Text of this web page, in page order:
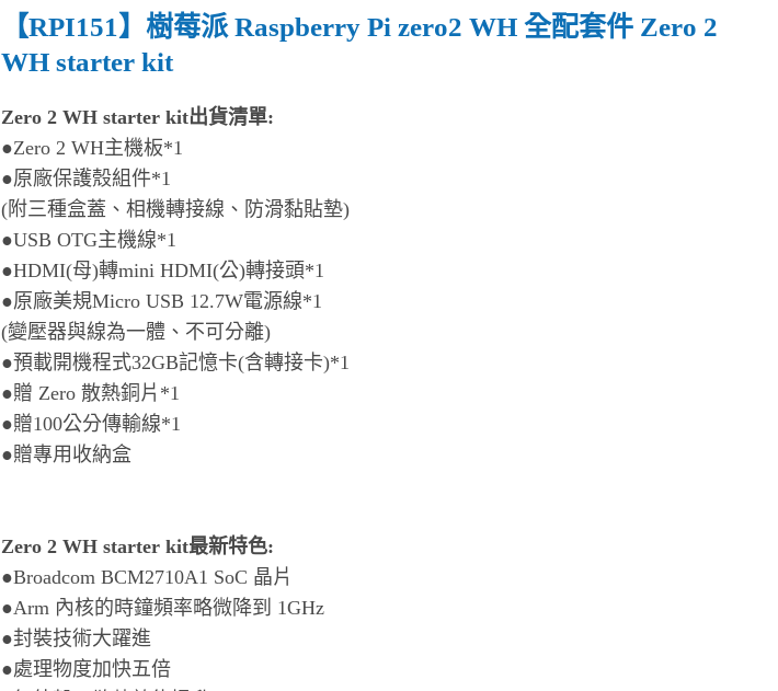
【RPI151】樹莓派 Raspberry Pi zero2 WH 全配套件 Zero 2
WH starter kit
Zero 2 WH starter kit出貨清單:
●Zero 2 WH主機板*1
●原廠保護殼組件*1
(附三種盒蓋、相機轉接線、防滑黏貼墊)
●USB OTG主機線*1
●HDMI(母)轉mini HDMI(公)轉接頭*1
●原廠美規Micro USB 12.7W電源線*1
(變壓器與線為一體、不可分離)
●預載開機程式32GB記憶卡(含轉接卡)*1
●贈 Zero 散熱銅片*1
●贈100公分傳輸線*1
●贈專用收納盒
Zero 2 WH starter kit最新特色:
●Broadcom BCM2710A1 SoC 晶片
●Arm 內核的時鐘頻率略微降到 1GHz
●封裝技術大躍進
●處理物度加快五倍